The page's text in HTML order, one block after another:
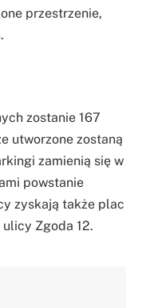
przestrzenie,
zostanie 167
utworzone zostaną
zamienią się w
powstanie
zyskają także plac
Zgoda 12.